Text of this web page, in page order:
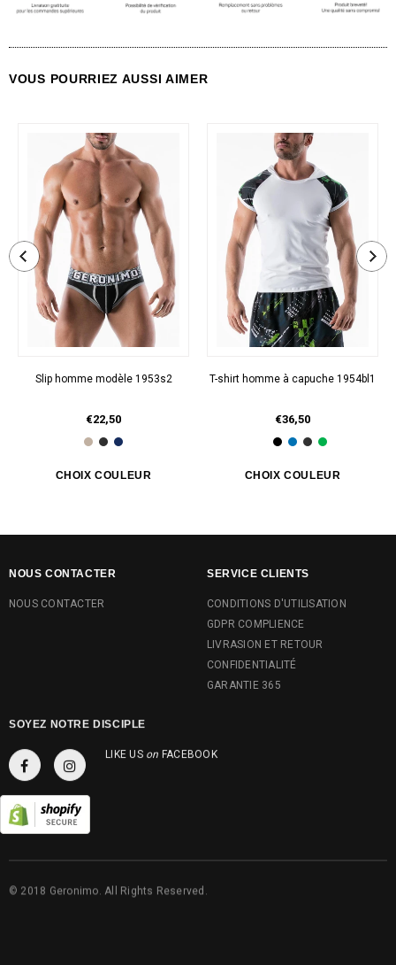
VOUS POURRIEZ AUSSI AIMER
Slip homme modèle 1953s2
€22,50
T-shirt homme à capuche 1954bl1
€36,50
NOUS CONTACTER
NOUS CONTACTER
SERVICE CLIENTS
CONDITIONS D'UTILISATION
GDPR COMPLIENCE
LIVRASION ET RETOUR
CONFIDENTIALITÉ
GARANTIE 365
SOYEZ NOTRE DISCIPLE
LIKE US FACEBOOK
© 2018 Geronimo. All Rights Reserved.